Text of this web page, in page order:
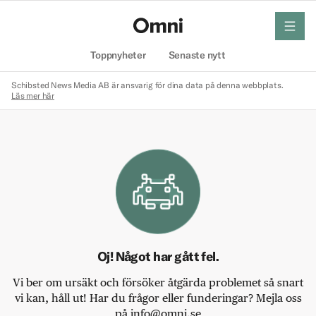
Toppnyheter Senaste nytt
meny
Schibsted News Media AB är ansvarig för dina data på denna webbplats.
Läs mer här
Oj! Något har gått fel.
Vi ber om ursäkt och försöker åtgärda problemet så snart
vi kan, håll ut! Har du frågor eller funderingar? Mejla oss